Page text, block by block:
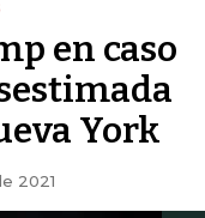
en caso
York
2021